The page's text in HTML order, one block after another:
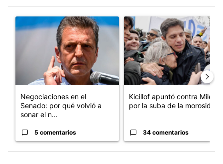
Un artículo de tendencia con el título "Negociaciones en el
Negociaciones en el
Senado: por qué volvió a
sonar el n...
5 comentarios
Un artículo de tendencia con
Kicillof apuntó contra Milei
por la suba de la morosida...
34 comentarios